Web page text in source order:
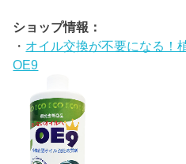
ショップ情報：
・ オイル交換が不要になる！
OE9